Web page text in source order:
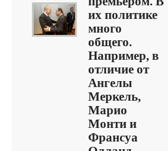
их политике
много
общего.
Например, в
отличие от
Ангелы
Меркель,
Марио
Монти и
Франсуа